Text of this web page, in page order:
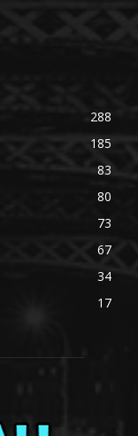
288
185
83
80
73
67
34
17